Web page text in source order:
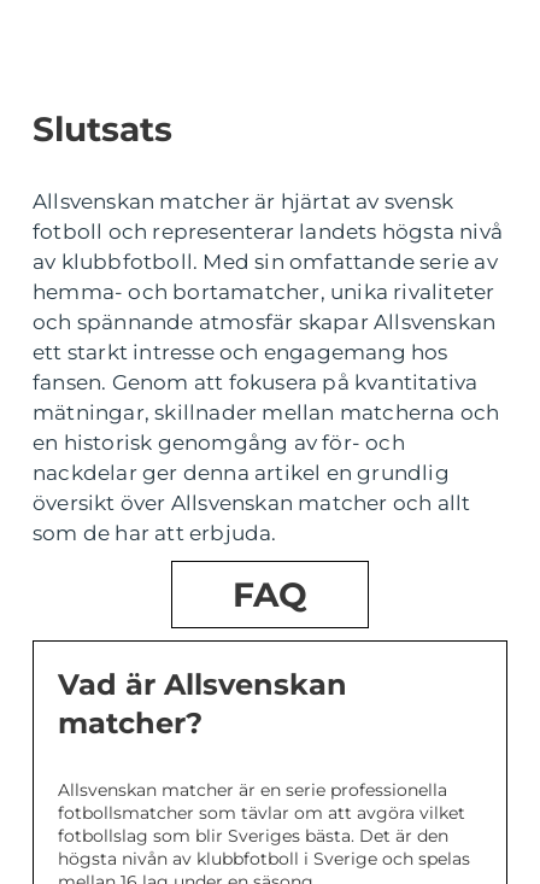
Slutsats
Allsvenskan matcher är hjärtat av svensk
fotboll och representerar landets högsta nivå
av klubbfotboll. Med sin omfattande serie av
hemma- och bortamatcher, unika rivaliteter
och spännande atmosfär skapar Allsvenskan
ett starkt intresse och engagemang hos
fansen. Genom att fokusera på kvantitativa
mätningar, skillnader mellan matcherna och
en historisk genomgång av för- och
nackdelar ger denna artikel en grundlig
översikt över Allsvenskan matcher och allt
som de har att erbjuda.
FAQ
Vad är Allsvenskan
matcher?
Allsvenskan matcher är en serie professionella
fotbollsmatcher som tävlar om att avgöra vilket
fotbollslag som blir Sveriges bästa. Det är den
högsta nivån av klubbfotboll i Sverige och spelas